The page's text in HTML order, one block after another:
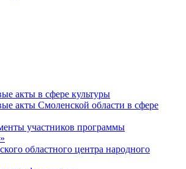
акты в сфере культуры
акты Смоленской области в сфере
участников программы
областного центра народного